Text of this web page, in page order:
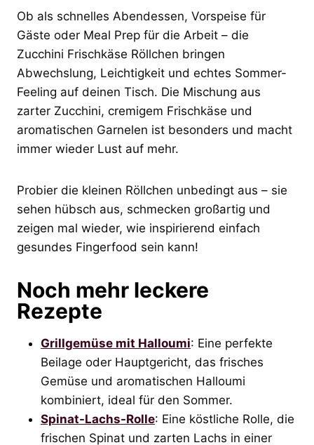
Ob als schnelles Abendessen, Vorspeise für
Gäste oder Meal Prep für die Arbeit – die
Zucchini Frischkäse Röllchen bringen
Abwechslung, Leichtigkeit und echtes Sommer-
Feeling auf deinen Tisch. Die Mischung aus
zarter Zucchini, cremigem Frischkäse und
aromatischen Garnelen ist besonders und macht
immer wieder Lust auf mehr.
Probier die kleinen Röllchen unbedingt aus – sie
sehen hübsch aus, schmecken großartig und
zeigen mal wieder, wie inspirierend einfach
gesundes Fingerfood sein kann!
Noch mehr leckere
Rezepte
Grillgemüse mit Halloumi: Eine perfekte
Beilage oder Hauptgericht, das frisches
Gemüse und aromatischen Halloumi
kombiniert, ideal für den Sommer.
Spinat-Lachs-Rolle: Eine köstliche Rolle, die
frischen Spinat und zarten Lachs in einer